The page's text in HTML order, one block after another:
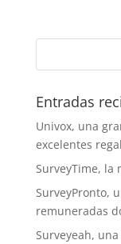
Entradas
Univox, una
excelentes
SurveyTime, la
SurveyPronto,
remuneradas
Surveyeah,